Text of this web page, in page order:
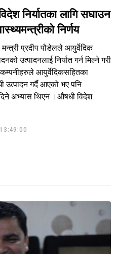
निर्यातका लागि सघाउन
निर्णय
प्रदीप पौडेलले आयुर्वेदिक
उत्पादनलाई निर्यात गर्न मिल्ने गरी
आयुर्वेदिकसहितका
उत्पादन गर्दै आएको भए पनि
दिने अभ्यास थिएन ।औषधी विदेश